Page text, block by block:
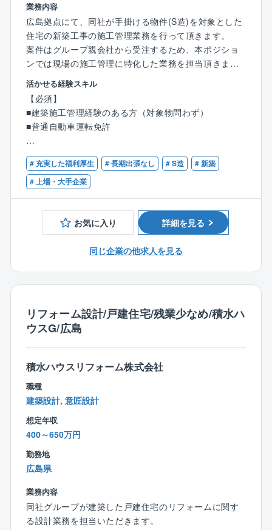
また、管理部によるアフターフォローも手厚く、創業
してから家賃滞納者ゼロをキープしています。
不動産投資のリスクをできるだけ解消し、オーナーが
安心できるよう業務を行っています。
一歩一歩着実に信頼を築き、確実に業績を伸ばしてい
ます。
〈就業環境〉
アットホームな雰囲気や社長の社員を大事にする社風
るからこそ、顧客に最高のサービスを提供できます。
仕事に対して家族からの理解や安心感があることは、
社員にとって何よりも大きな力になります。
回の社員旅行、ソフトボール大会に忘年会等、家庭を
大切にできる環境が整っています。
業務内容
広島拠点にて、同社が手掛ける物件(S造)を対象とした
住宅の新築工事の施工管理業務を行って頂きます。
案件はグループ親会社から受注するため、本ポジショ
ンでは現場の施工管理に特化した業務を担当頂きま
す。
【具体的には】
■施工計画の立案
■安全管理
■協力会社の手配・指示
■資材の発注
■工期管理
■品質管理
■環境管理
■担当物件は主に35~70坪の住宅(へーベルハウス)で
低層住宅のへーベルメゾンを担当いただくこともござ
います。
■施工する物件は耐久性も高く、顧客満足度・市場シェ
アも高いヘーベルハウスです。
だくことが可能です。
【特徴】
休みを実現しています。
同社は親会社であるが直営で運営している施工専門の
会社です。
そのため、業務の中心は【現場管理】が中心。
お客様対応は親会社にて行いますので、技術者として
の業務に集中した環境となっています。
また、現場特化業務であるため、「土日休み」体系を
活かせる経験スキル
【必須】
■建築施工管理経験のある方（対象物問わず）
■普通自動車運転免許
【歓迎】
■S造物件を対象とした施工管理業務の実務経験者
■建築施工管理技士または建築士の資格保有
# 充実した福利厚生 # 長期出張なし # S造
# 新築
# 上場・大手企業
お気に入り 詳細を見る
同じ企業の他求人を見る
リフォーム設計/戸建住宅/残業少なめ/積水ハ
ウスG/広島
積水ハウスリフォーム株式会社
職種
建築設計, 意匠設計
想定年収
400～650万円
勤務地
広島県
業務内容
同社グループが建築した戸建住宅のリフォームに関す
る設計業務を担当いただきます。